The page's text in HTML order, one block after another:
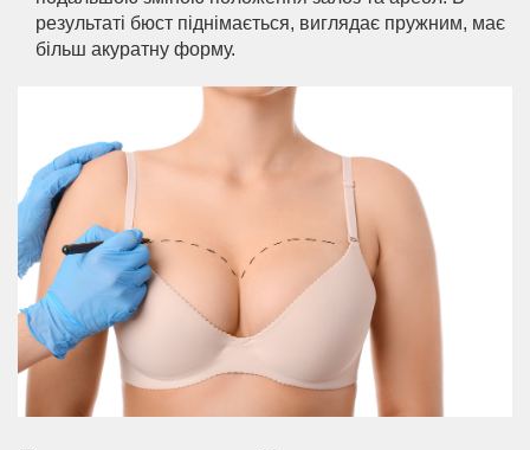
результаті бюст піднімається, виглядає пружним, має
більш акуратну форму.